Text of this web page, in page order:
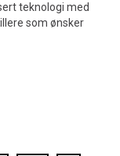
teknologi med
som ønsker